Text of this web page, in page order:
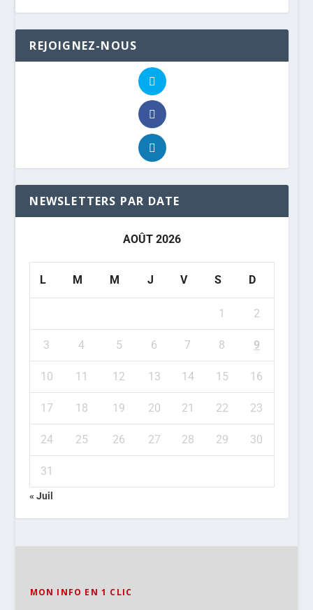
REJOIGNEZ-NOUS
NEWSLETTERS PAR DATE
AOÛT 2026
L M M J V S D
1 2
3 4 5 6 7 8 9
10 11 12 13 14 15 16
17 18 19 20 21 22 23
24 25 26 27 28 29 30
31
« Juil
MON INFO EN 1 CLIC